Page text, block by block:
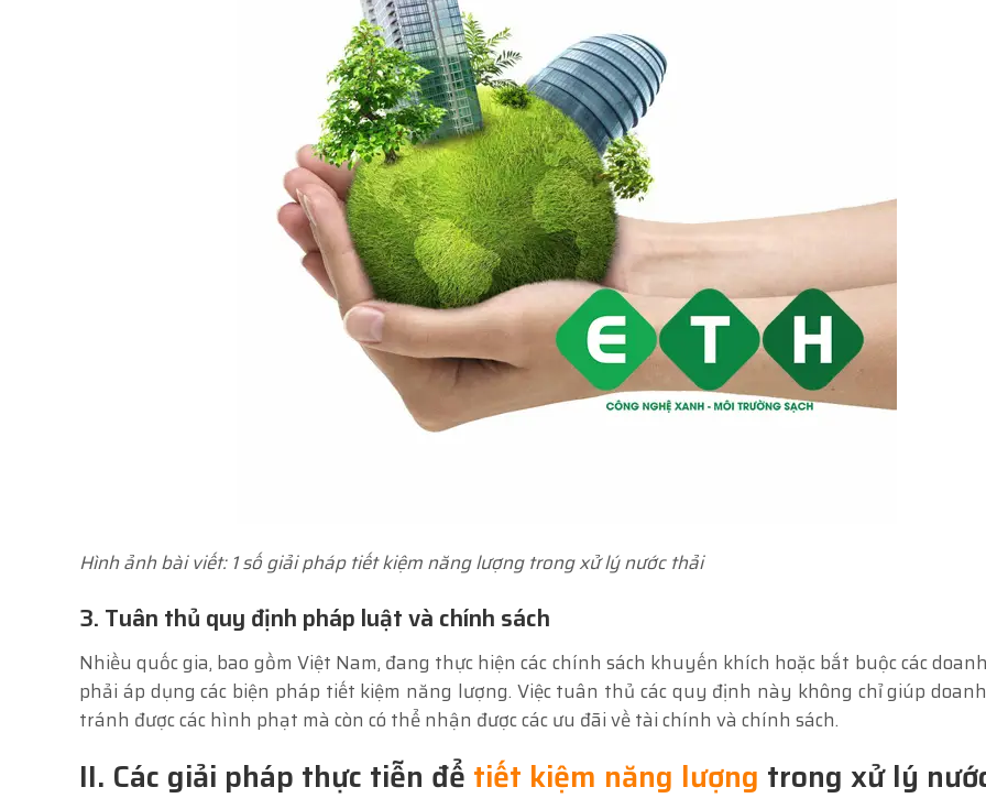
Hình ảnh bài viết: 1 số giải pháp tiết kiệm năng lượng trong xử lý nước thải
3. Tuân thủ quy định pháp luật và chính sách
Nhiều quốc gia, bao gồm Việt Nam, đang thực hiện các chính sách khuyến khích hoặc bắt buộc các
phải áp dụng các biện pháp tiết kiệm năng lượng. Việc tuân thủ các quy định này không chỉ giúp
tránh được các hình phạt mà còn có thể nhận được các ưu đãi về tài chính và chính sách.
II. Các giải pháp thực tiễn để tiết kiệm năng lượng trong xử lý